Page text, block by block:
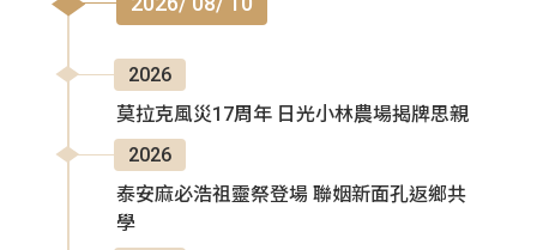
2026
莫拉克風災17周年 日光小林農場揭牌思親
2026
泰安麻必浩祖靈祭登場 聯姻新面孔返鄉共
學